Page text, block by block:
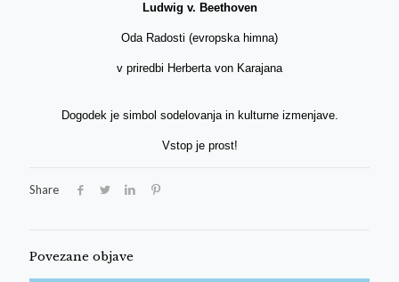
Ludwig v. Beethoven
Oda Radosti (evropska himna)
v priredbi Herberta von Karajana
Dogodek je simbol sodelovanja in kulturne izmenjave.
Vstop je prost!
Share
Povezane objave